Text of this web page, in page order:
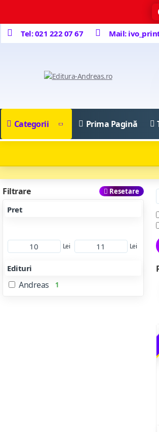
Tel: 021 222 07 67 Mail:
Categorii Prima Pagină
Filtrare Resetare
Pret
Lei Lei
Edituri
Andreas 1